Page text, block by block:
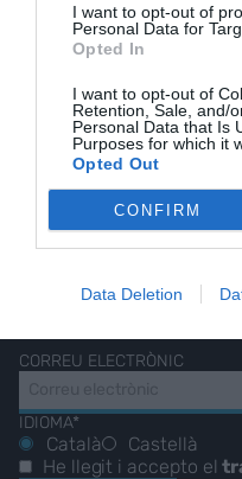
I want to opt-out of
Personal Data for
Opted In
I want to opt-out of
Retention, Sale, and/
Personal Data that Is
Purposes for which it
Opted Out
CONFIRM
Data Deletion
EL
Les nostres
històries,
CORREU ELECTRÒNIC
IDIOMA*
Català
Castellà
He llegit i accepto el